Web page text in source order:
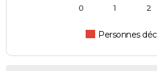
Personnes
0 1 2